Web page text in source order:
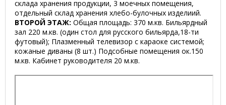
склада хранения продукции, 3 моечных помещения,
отдельный склад хранения хлебо-булочных изделиий.
ВТОРОЙ ЭТАЖ: Общая площадь: 370 м.кв. Бильярдный
зал 220 м.кв. (один стол для русского бильярда,18-ти
футовый); Плазменный телевизор с караоке системой;
кожаные диваны (8 шт.) Подсобные помещения ок.150
м.кв. Кабинет руководителя 20 м.кв.